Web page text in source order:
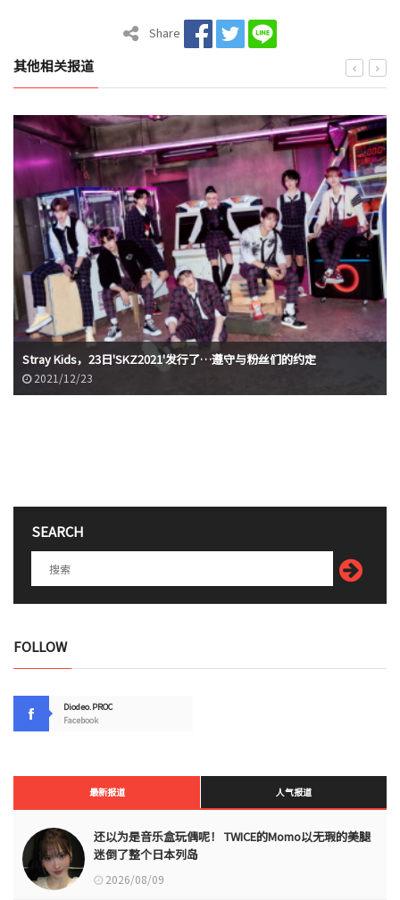
Share
其他相关报道
Stray Kids，23日'SKZ2021'发行了…遵守与粉丝们的约定
2021/12/23
SEARCH
FOLLOW
Diodeo.PROC
Facebook
最新报道 人气报道
还以为是音乐盒玩偶呢！ TWICE的Momo以无瑕的美腿
迷倒了整个日本列岛
2026/08/09